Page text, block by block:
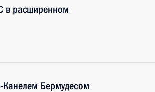
в расширенном
Бермудесом